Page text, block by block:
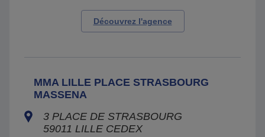
Découvrez l'agence
MMA LILLE PLACE STRASBOURG
MASSENA
3 PLACE DE STRASBOURG
59011 LILLE CEDEX